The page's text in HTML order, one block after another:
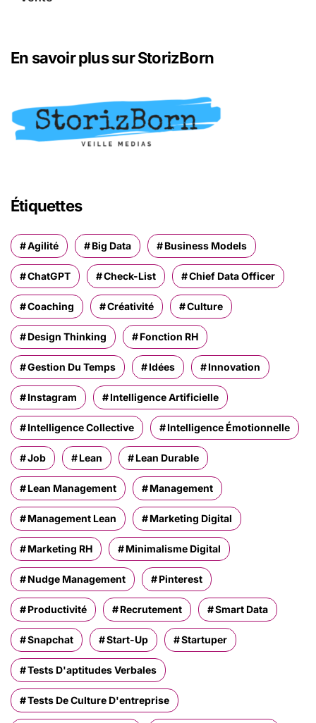
En savoir plus sur StorizBorn
Étiquettes
Agilité Big Data Business Models
ChatGPT Check-List Chief Data Officer
Coaching Créativité Culture
Design Thinking Fonction RH
Gestion Du Temps Idées Innovation
Instagram Intelligence Artificielle
Intelligence Collective Intelligence Émotionnelle
Job Lean Lean Durable
Lean Management Management
Management Lean Marketing Digital
Marketing RH Minimalisme Digital
Nudge Management Pinterest
Productivité Recrutement Smart Data
Snapchat Start-Up Startuper
Tests D'aptitudes Verbales
Tests De Culture D'entreprise